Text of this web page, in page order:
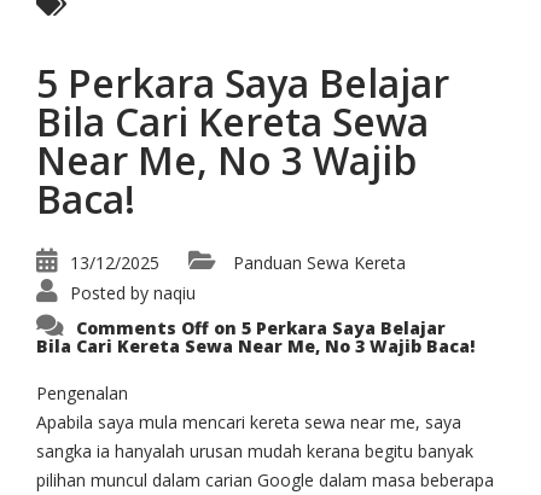
5 Perkara Saya Belajar
Bila Cari Kereta Sewa
Near Me, No 3 Wajib
Baca!
13/12/2025
Panduan Sewa Kereta
Posted by naqiu
Comments Off on 5 Perkara Saya Belajar
Bila Cari Kereta Sewa Near Me, No 3 Wajib Baca!
Pengenalan
Apabila saya mula mencari kereta sewa near me, saya
sangka ia hanyalah urusan mudah kerana begitu banyak
pilihan muncul dalam carian Google dalam masa beberapa